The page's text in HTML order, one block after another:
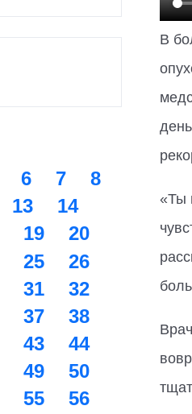
6 7
8
13
14
19
20
25
26
31
32
37
38
43
44
49
50
55
56
В
«Ты